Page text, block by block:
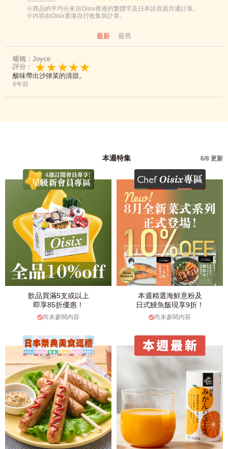
最新 最舊
※商品的平均分來自Oisix香港的繁體字及日本語頁面共通計算。
※內容由Oisix香港自行收集與計算。
暱稱：Joyce
評分：
酸味帶出沙律菜的清甜。
6年前
本週特集 6/8 更新
飲品買滿5支或以上
即享85折優惠！
尚未參閱內容
本週精選海鮮意粉及
日式鰻魚飯現享9折！
尚未參閱內容